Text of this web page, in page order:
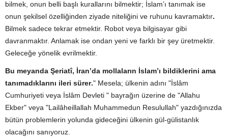
bilmek, onun belli başlı kurallarını bilmektir; İslam’ı tanımak ise
onun şekilsel özelliğinden ziyade niteliğini ve ruhunu kavramaktır.
Bilmek sadece tekrar etmektir. Robot veya bilgisayar gibi
davranmaktır. Anlamak ise ondan yeni ve farklı bir şey üretmektir.
Geleceğe yönelik evrilmektir.
Bu meyanda Şeriatî, İran’da mollaların İslam’ı bildiklerini ama
tanımadıklarını ileri sürer." Mesela; ülkenin adını "İslâm
Cumhuriyeti veya İslâm Devleti " bayrağın üzerine de "Allahu
Ekber" veya "Lailâheillallah Muhammedun Resulullah" yazdığınızda
bütün problemlerin yolunda gideceğini ülkenin gül-gülistanlık
olacağını sanıyoruz.